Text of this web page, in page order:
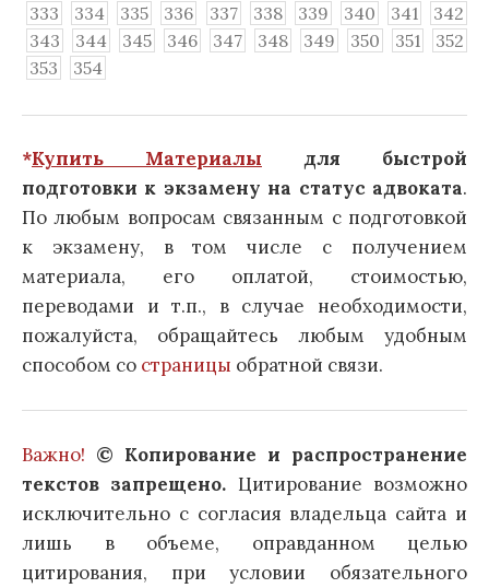
333
334 335 336 337 338 339 340 341
342
343
344 345 346 347 348 349 350 351
352
353
354
*Купить Материалы для быстрой
подготовки к экзамену на статус адвоката.
По любым вопросам связанным с подготовкой
к экзамену, в том числе с получением
материала, его оплатой, стоимостью,
переводами и т.п., в случае необходимости,
пожалуйста, обращайтесь любым удобным
способом со страницы обратной связи.
Важно! © Копирование и распространение
текстов запрещено. Цитирование возможно
исключительно с согласия владельца сайта и
лишь в объеме, оправданном целью
цитирования, при условии обязательного